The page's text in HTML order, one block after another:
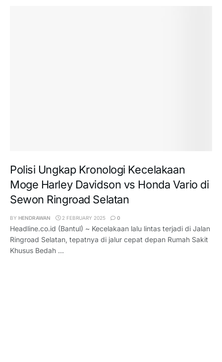
Polisi Ungkap Kronologi Kecelakaan
Moge Harley Davidson vs Honda Vario di
Sewon Ringroad Selatan
BY HENDRAWAN 2 FEBRUARY 2025 0
Headline.co.id (Bantul) ~ Kecelakaan lalu lintas terjadi di Jalan
Ringroad Selatan, tepatnya di jalur cepat depan Rumah Sakit
Khusus Bedah ...